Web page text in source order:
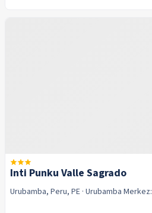
Inti Punku Valle Sagrado
Urubamba, Peru, PE · Urubamba Merkez: